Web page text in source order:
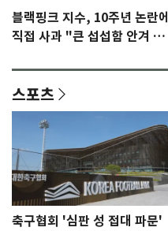
블랙핑크 지수, 10주년 논란에
직접 사과 "큰 섭섭함 안겨 미
스포츠
축구협회 '심판 성 접대 파문'